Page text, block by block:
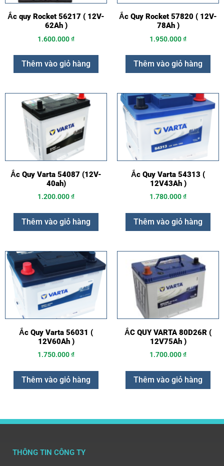
Ắc quy Rocket 56217 ( 12V-
62Ah )
1.600.000₫
Thêm vào giỏ hàng
Ắc Quy Rocket 57820 ( 12V-
78Ah )
1.950.000₫
Thêm vào giỏ hàng
Ắc Quy Varta 54087 (12V-
40ah)
1.200.000₫
Thêm vào giỏ hàng
Ắc Quy Varta 54313 (
12V43Ah )
1.780.000₫
Thêm vào giỏ hàng
Ắc Quy Varta 56031 (
12V60Ah )
1.750.000₫
Thêm vào giỏ hàng
ẮC QUY VARTA 80D26R (
12V75Ah )
1.700.000₫
Thêm vào giỏ hàng
THÔNG TIN CÔNG TY